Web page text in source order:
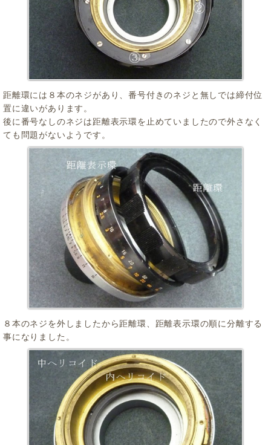
距離環には８本のネジがあり、番号付きのネジと無しでは締付位
置に違いがあります。
後に番号なしのネジは距離表示環を止めていましたので外さなく
ても問題がないようです。
８本のネジを外しましたから距離環、距離表示環の順に分離する
事になりました。